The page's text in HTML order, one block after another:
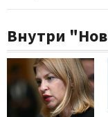
Внутри